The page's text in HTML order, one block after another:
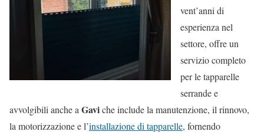
vent’anni di
esperienza nel
settore, offre un
servizio completo
per le tapparelle
serrande e
avvolgibili anche a Gaviche include la manutenzione, il rinnovo,
la motorizzazione e l’installazione di tapparelle, fornendo